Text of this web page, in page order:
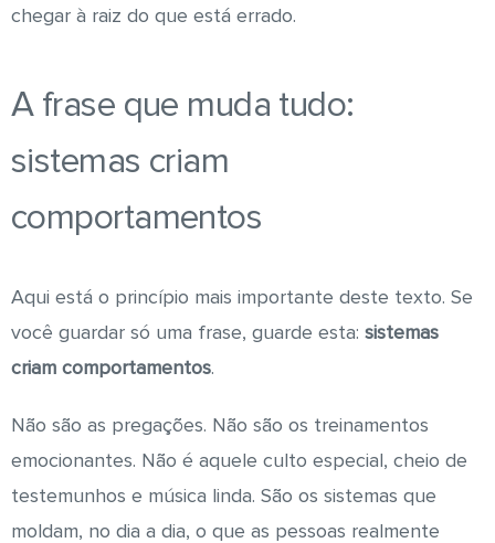
chegar à raiz do que está errado.
A frase que muda tudo:
sistemas criam
comportamentos
Aqui está o princípio mais importante deste texto. Se
você guardar só uma frase, guarde esta: sistemas
criam comportamentos.
Não são as pregações. Não são os treinamentos
emocionantes. Não é aquele culto especial, cheio de
testemunhos e música linda. São os sistemas que
moldam, no dia a dia, o que as pessoas realmente